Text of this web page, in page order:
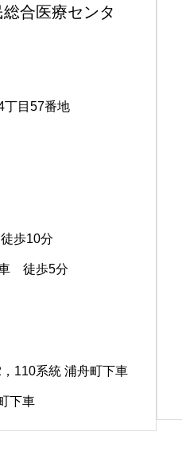
合医療センタ
丁目57番地
歩10分
車 徒歩5分
110系統 浦舟町下車
下車